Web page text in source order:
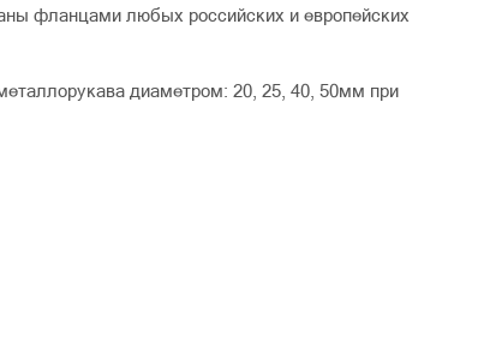
фланцами любых российских и европейских
диаметром: 20, 25, 40, 50мм при